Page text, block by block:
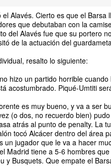
el Alavés. Cierto es que el
que debutaban con la
del Alavés fue que su portero
de la actuación del
resalto lo siguiente:
hizo un partido horrible
acostumbrado. Piqué-Umtiti
es muy bueno, y va a ser
(o dos, no recuerdo bien)
atrás al punto de penalty. La
tocó Alcácer dentro del área
un jugador que le va a hacer
Madrid tiene a 5-6 hombres
y Busquets. Que empate el